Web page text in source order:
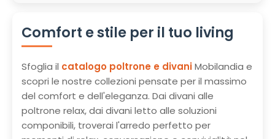
Comfort e stile per il tuo living
Sfoglia il catalogo poltrone e divaniMobilandia e
scopri le nostre collezioni pensate per il massimo
del comfort e dell'eleganza. Dai divani alle
poltrone relax, dai divani letto alle soluzioni
componibili, troverai l'arredo perfetto per